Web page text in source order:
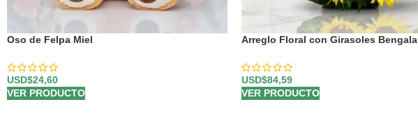
Oso de Felpa Miel
USD$24,60
VER PRODUCTO
Arreglo Floral con Girasoles Bengala
USD$84,59
VER PRODUCTO